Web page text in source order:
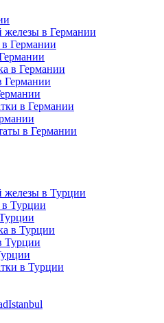
железы в Германии
в Германии
в Германии
Германии
в Германии
в Германии
железы в Турции
в Турции
в Турции
Турции
в Турции